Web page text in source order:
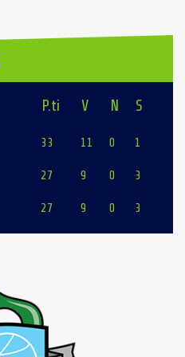
P.ti V N S
33 11 0 1
27 9 0 3
27 9 0 3